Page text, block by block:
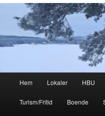
Hem Lokaler HBU
Turism/Fritid Boende